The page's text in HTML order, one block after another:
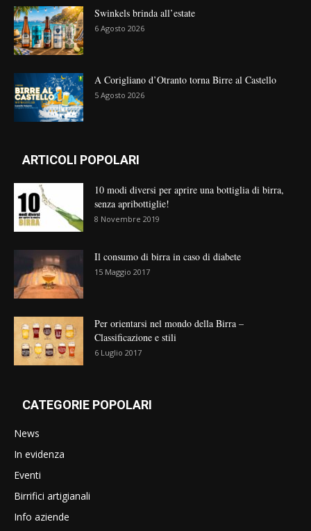
Swinkels brinda all’estate
6 Agosto 2026
A Corigliano d’Otranto torna Birre al Castello
5 Agosto 2026
ARTICOLI POPOLARI
10 modi diversi per aprire una bottiglia di birra,
senza apribottiglie!
8 Novembre 2019
Il consumo di birra in caso di diabete
15 Maggio 2017
Per orientarsi nel mondo della Birra –
Classificazione e stili
6 Luglio 2017
CATEGORIE POPOLARI
News
In evidenza
Eventi
Birrifici artigianali
Info aziende